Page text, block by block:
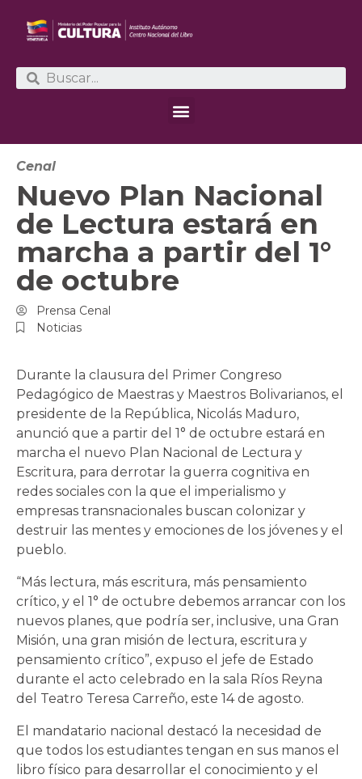
Cenal
Nuevo Plan Nacional
de Lectura estará en
marcha a partir del 1°
de octubre
Prensa Cenal
Noticias
Durante la clausura del Primer Congreso
Pedagógico de Maestras y Maestros Bolivarianos, el
presidente de la República, Nicolás Maduro,
anunció que a partir del 1° de octubre estará en
marcha el nuevo Plan Nacional de Lectura y
Escritura, para derrotar la guerra cognitiva en
redes sociales con la que el imperialismo y
empresas transnacionales buscan colonizar y
destruir las mentes y emociones de los jóvenes y el
pueblo.
“Más lectura, más escritura, más pensamiento
crítico, y el 1° de octubre debemos arrancar con los
nuevos planes, que podría ser, inclusive, una Gran
Misión, una gran misión de lectura, escritura y
pensamiento crítico”, expuso el jefe de Estado
durante el acto celebrado en la sala Ríos Reyna
del Teatro Teresa Carreño, este 14 de agosto.
El mandatario nacional destacó la necesidad de
que todos los estudiantes tengan en sus manos el
libro físico para desarrollar el conocimiento y el